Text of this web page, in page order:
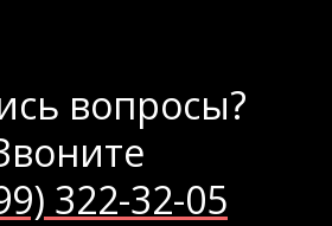
вопросы?
322-32-05